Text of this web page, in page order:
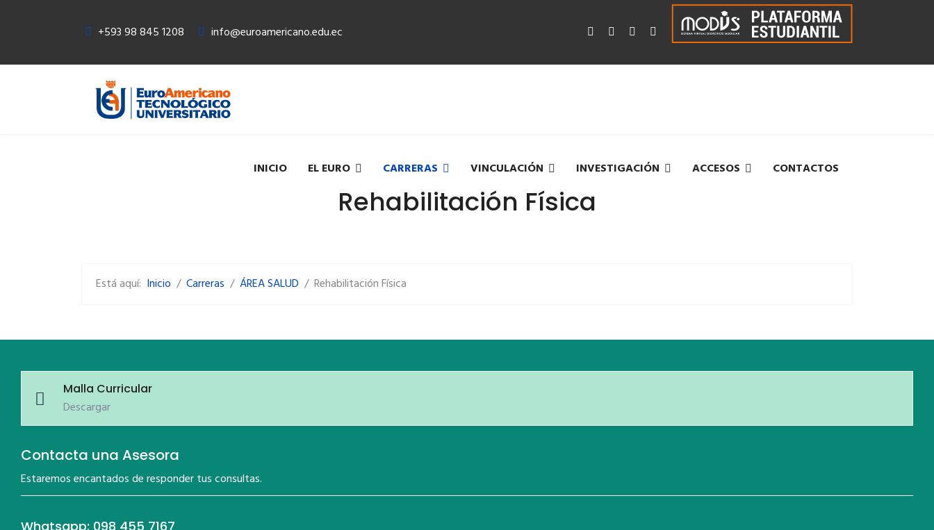
+593 98 845 1208 info@euroamericano.edu.ec
INICIO EL EURO CARRERAS VINCULACIÓN INVESTIGACIÓN ACCESOS CONTACTOS
Rehabilitación Física
Está aquí: Inicio Carreras ÁREA SALUD Rehabilitación Física
Malla Curricular
Descargar
Contacta una Asesora
Estaremos encantados de responder tus consultas.
Whatsapp: 098 455 7167